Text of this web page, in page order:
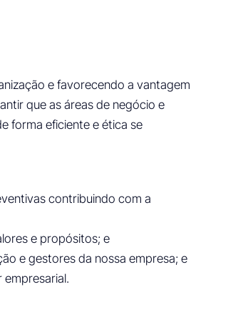
e favorecendo a vantagem
que as áreas de negócio e
forma eficiente e ética se
contribuindo com a
e propósitos; e
e gestores da nossa empresa; e
empresarial.